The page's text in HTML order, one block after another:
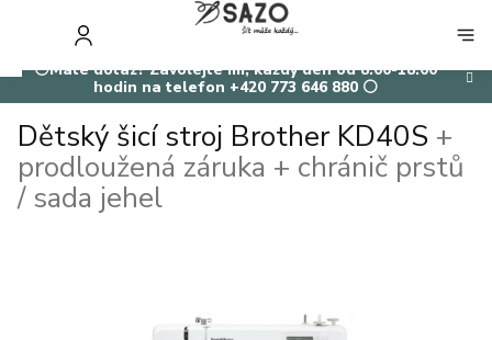
⚪Máte dotaz? Zavolejte mi, každý den od 8:00-18:00
hodin na telefon +420 773 646 880 ⚪
KOŠÍK
Dětský šicí stroj Brother KD40S +
prodloužená záruka + chránič prstů
/ sada jehel